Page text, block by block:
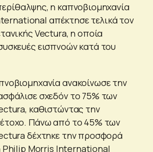
η καπνοβιομηχανία
απέκτησε τελικά τον
Vectura, η οποία
εισπνοών κατά του
ανακοίνωσε την
σχεδόν το 75% των
καθιστώντας την
Πάνω από το 45% των
δέχτηκε την προσφορά
Philip Morris International